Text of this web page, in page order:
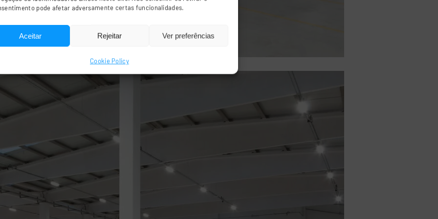
pode afetar adversamente certas funcionalidades.
Aceitar Rejeitar Ver preferências
Cookie Policy